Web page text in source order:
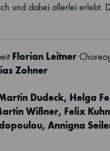
und dabei allerlei
Florian Leitner
Zohner
Dudeck, Helga
Wißner, Felix
Annigna